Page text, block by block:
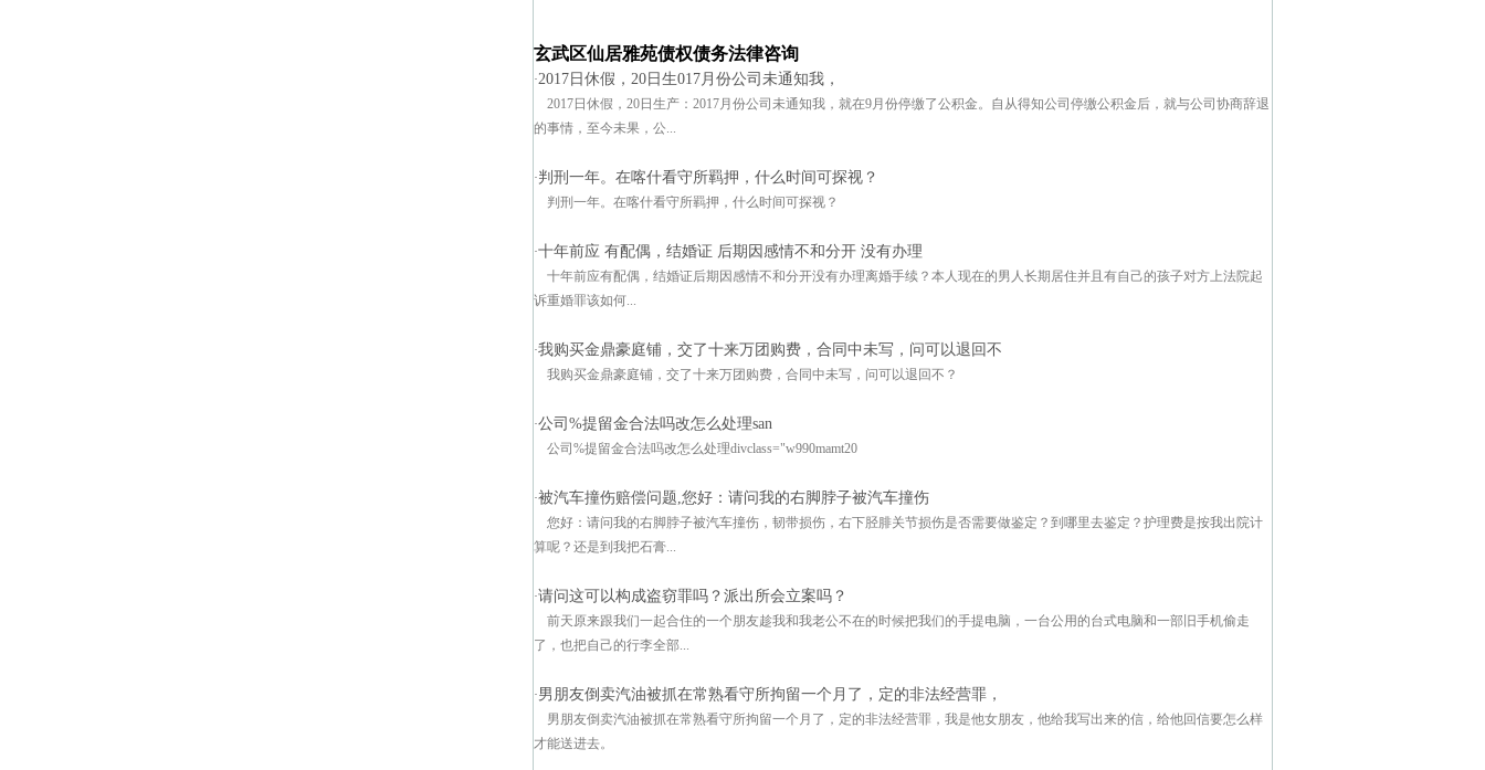
玄武区仙居雅苑债权债务法律咨询
·2017日休假，20日生017月份公司未通知我，
2017日休假，20日生产：2017月份公司未通知我，就在9月份停缴了公积金。自从得知公司停缴公积金后，就与公司协商辞退
的事情，至今未果，公...
·判刑一年。在喀什看守所羁押，什么时间可探视？
判刑一年。在喀什看守所羁押，什么时间可探视？
·十年前应 有配偶，结婚证 后期因感情不和分开 没有办理
十年前应有配偶，结婚证后期因感情不和分开没有办理离婚手续？本人现在的男人长期居住并且有自己的孩子对方上法院起
诉重婚罪该如何...
·我购买金鼎豪庭铺，交了十来万团购费，合同中未写，问可以退回不
我购买金鼎豪庭铺，交了十来万团购费，合同中未写，问可以退回不？
·公司%提留金合法吗改怎么处理san
公司%提留金合法吗改怎么处理divclass="w990mamt20
·被汽车撞伤赔偿问题,您好：请问我的右脚脖子被汽车撞伤
您好：请问我的右脚脖子被汽车撞伤，韧带损伤，右下胫腓关节损伤是否需要做鉴定？到哪里去鉴定？护理费是按我出院计
算呢？还是到我把石膏...
·请问这可以构成盗窃罪吗？派出所会立案吗？
前天原来跟我们一起合住的一个朋友趁我和我老公不在的时候把我们的手提电脑，一台公用的台式电脑和一部旧手机偷走
了，也把自己的行李全部...
·男朋友倒卖汽油被抓在常熟看守所拘留一个月了，定的非法经营罪，
男朋友倒卖汽油被抓在常熟看守所拘留一个月了，定的非法经营罪，我是他女朋友，他给我写出来的信，给他回信要怎么样
才能送进去。